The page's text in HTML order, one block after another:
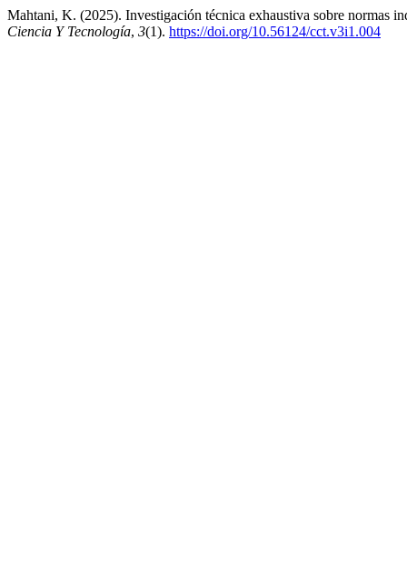
Mahtani, K. (2025). Investigación técnica exhaustiva sobre normas
Ciencia Y Tecnología, 3(1). https://doi.org/10.56124/cct.v3i1.004